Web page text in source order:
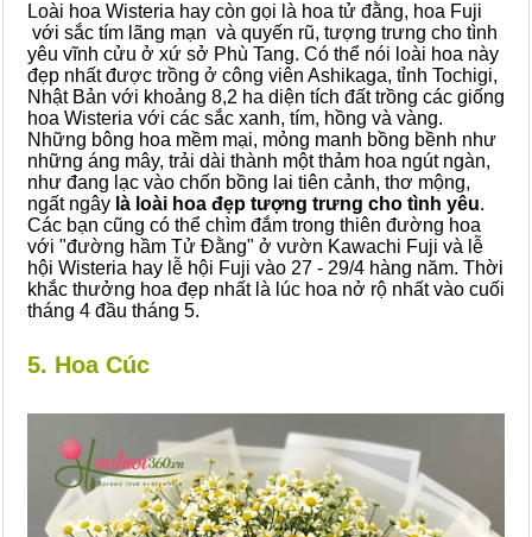
Loài hoa Wisteria hay còn gọi là hoa tử đằng, hoa Fuji
với sắc tím lãng mạn và quyến rũ, tượng trưng cho tình
yêu vĩnh cửu ở xứ sở Phù Tang. Có thể nói loài hoa này
đẹp nhất được trồng ở công viên Ashikaga, tỉnh Tochigi,
Nhật Bản với khoảng 8,2 ha diện tích đất trồng các giống
hoa Wisteria với các sắc xanh, tím, hồng và vàng.
Những bông hoa mềm mại, mỏng manh bồng bềnh như
những áng mây, trải dài thành một thảm hoa ngút ngàn,
như đang lạc vào chốn bồng lai tiên cảnh, thơ mộng,
ngất ngây là loài hoa đẹp tượng trưng cho tình yêu.
Các bạn cũng có thể chìm đắm trong thiên đường hoa
với "đường hầm Tử Đằng" ở vườn Kawachi Fuji và lễ
hội Wisteria hay lễ hội Fuji vào 27 - 29/4 hàng năm. Thời
khắc thưởng hoa đẹp nhất là lúc hoa nở rộ nhất vào cuối
tháng 4 đầu tháng 5.
5. Hoa Cúc